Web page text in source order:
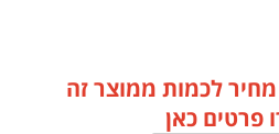
לכמות ממוצר זה
פרטים כאן